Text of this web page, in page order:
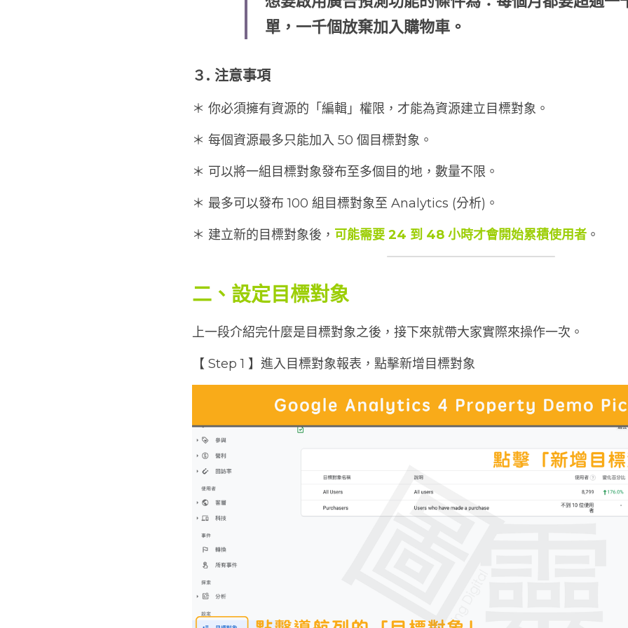
單，一千個放棄加入購物車。
３. 注意事項
＊ 你必須擁有資源的「編輯」權限，才能為資源建立目標對象。
＊ 每個資源最多只能加入 50 個目標對象。
＊ 可以將一組目標對象發布至多個目的地，數量不限。
＊ 最多可以發布 100 組目標對象至 Analytics (分析)。
＊ 建立新的目標對象後， 可能需要 24 到 48 小時才會開始累積使用者 。
二、設定目標對象
上一段介紹完什麼是目標對象之後，接下來就帶大家實際來操作一次。
【 Step 1 】進入目標對象報表，點擊新增目標對象